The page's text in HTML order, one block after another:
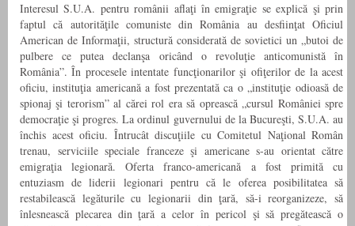
Interesul S.U.A. pentru românii aflaţi în emigraţie se explică şi prin
faptul că autorităţile comuniste din România au desfiinţat Oficiul
American de Informaţii, structură considerată de sovietici un „butoi de
pulbere ce putea declanşa oricând o revoluţie anticomunistă în
România”. În procesele intentate funcţionarilor şi ofiţerilor de la acest
oficiu, instituţia americană a fost prezentată ca o „instituţie odioasă de
spionaj şi terorism” al cărei rol era să oprească „cursul României spre
democraţie şi progres. La ordinul guvernului de la Bucureşti, S.U.A. au
închis acest oficiu. Întrucât discuţiile cu Comitetul Naţional Român
trenau, serviciile speciale franceze şi americane s-au orientat către
emigraţia legionară. Oferta franco-americană a fost primită cu
entuziasm de liderii legionari pentru că le oferea posibilitatea să
restabilească legăturile cu legionarii din ţară, să-i reorganizeze, să
înlesnească plecarea din ţară a celor în pericol şi să pregătească o